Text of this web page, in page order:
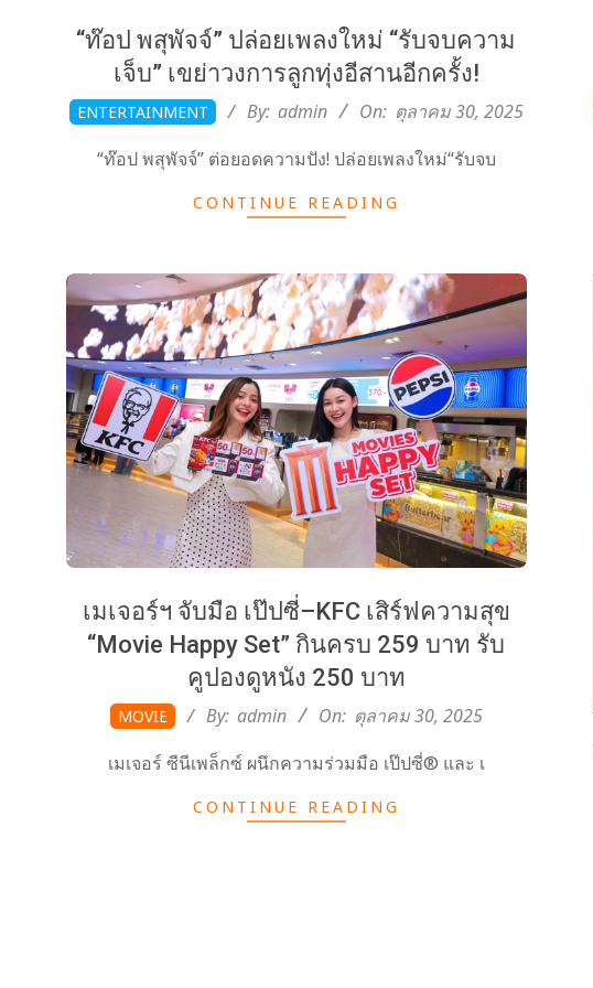
“ท๊อป พสุพัจจ์” ปล่อยเพลงใหม่ “รับจบความ
เจ็บ” เขย่าวงการลูกทุ่งอีสานอีกครั้ง!
2025-
10-
ENTERTAINMENT By: admin On: ตุลาคม 30, 2025
“ท๊อป พสุพัจจ์” ต่อยอดความปัง! ปล่อยเพลงใหม่“รับจบ
CONTINUE READING
เมเจอร์ฯ จับมือ เป๊ปซี่–KFC เสิร์ฟความสุข
“Movie Happy Set” กินครบ 259 บาท รับ
คูปองดูหนัง 250 บาท
2025- MOVIE By: admin On: ตุลาคม 30, 2025
เมเจอร์ ซีนีเพล็กซ์ ผนึกความร่วมมือ เป๊ปซี่® และ เ
CONTINUE READING